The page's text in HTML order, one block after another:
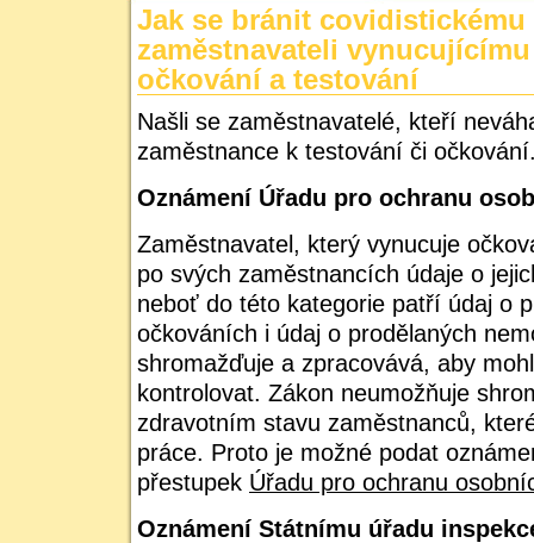
Jak se bránit covidistickému
zaměstnavateli vynucujícímu
očkování a testování
Našli se zaměstnavatelé, kteří
zaměstnance k testování či
Oznámení Úřadu pro ochranu
Zaměstnavatel, který vynucuje
po svých zaměstnancích údaje o
neboť do této kategorie patří údaj o
očkováních i údaj o prodělaných
shromažďuje a zpracovává, aby
kontrolovat. Zákon neumožňuje
zdravotním stavu zaměstnanců,
práce. Proto je možné podat
přestupek Úřadu pro ochranu
Oznámení Státnímu úřadu